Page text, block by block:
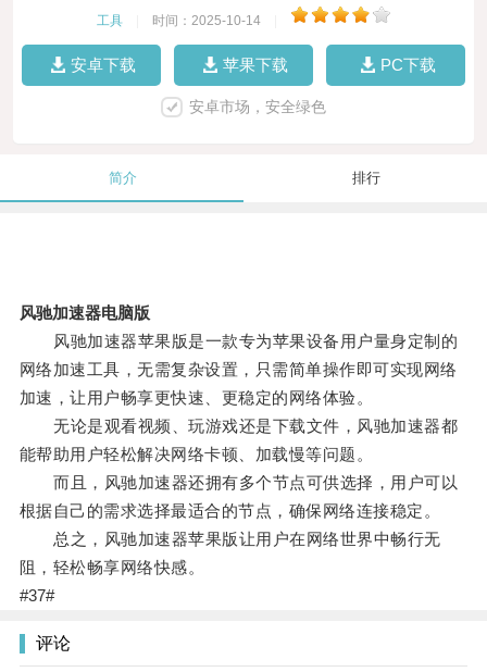
工具 时间：2025-10-14
安卓下载 苹果下载 PC下载
安卓市场，安全绿色
简介 排行
风驰加速器电脑版
风驰加速器苹果版是一款专为苹果设备用户量身定制的
网络加速工具，无需复杂设置，只需简单操作即可实现网络
加速，让用户畅享更快速、更稳定的网络体验。
无论是观看视频、玩游戏还是下载文件，风驰加速器都
能帮助用户轻松解决网络卡顿、加载慢等问题。
而且，风驰加速器还拥有多个节点可供选择，用户可以
根据自己的需求选择最适合的节点，确保网络连接稳定。
总之，风驰加速器苹果版让用户在网络世界中畅行无
阻，轻松畅享网络快感。
#37#
评论